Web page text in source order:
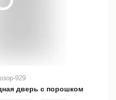
дверь с порошком
929